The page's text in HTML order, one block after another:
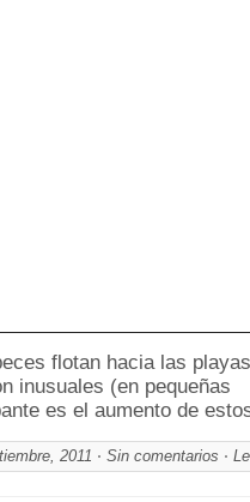
flotan hacia las
inusuales (en pequeñas
es el aumento de
2011 Sin comentarios